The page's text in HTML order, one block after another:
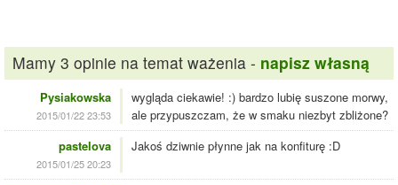
Mamy 3 opinie na temat ważenia - napisz własną
Pysiakowska
2015/01/22 23:53
wygląda ciekawie! :) bardzo lubię suszone morwy,
ale przypuszczam, że w smaku niezbyt zbliżone?
pastelova
2015/01/25 20:23
Jakoś dziwnie płynne jak na konfiturę :D